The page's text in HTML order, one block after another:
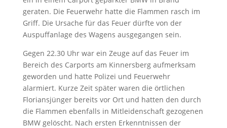
geraten. Die Feuerwehr hatte die Flammen rasch im
Griff. Die Ursache für das Feuer dürfte von der
Auspuffanlage des Wagens ausgegangen sein.
Gegen 22.30 Uhr war ein Zeuge auf das Feuer im
Bereich des Carports am Kinnersberg aufmerksam
geworden und hatte Polizei und Feuerwehr
alarmiert. Kurze Zeit später waren die örtlichen
Floriansjünger bereits vor Ort und hatten den durch
die Flammen ebenfalls in Mitleidenschaft gezogenen
BMW gelöscht. Nach ersten Erkenntnissen der